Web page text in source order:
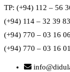
TP: (+94) 112 – 56
(+94) 114 – 32 39 83
(+94) 770 – 03 16 06
(+94) 770 – 03 16 01